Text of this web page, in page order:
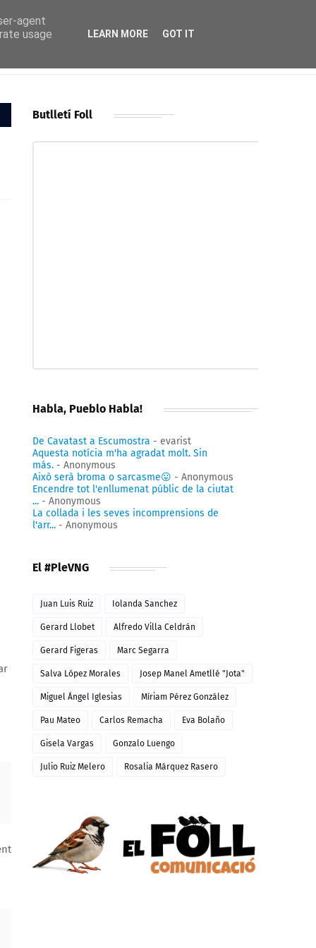
Butlletí Foll
Habla, Pueblo Habla!
De Cavatast a Escumostra - evarist
Aquesta notícia m'ha agradat molt. Sin
más. - Anonymous
Això serà broma o sarcasme😛 - Anonymous
Encendre tot l'enllumenat públic de la ciutat
... - Anonymous
La collada i les seves incomprensions de
l'arr... - Anonymous
El #PleVNG
Juan Luis Ruiz Iolanda Sanchez
Gerard Llobet Alfredo Villa Celdrán
Gerard Figeras Marc Segarra
Salva López Morales Josep Manel Ametllé "Jota"
Miguel Ángel Iglesias Míriam Pérez González
Pau Mateo Carlos Remacha Eva Bolaño
Gisela Vargas Gonzalo Luengo
Julio Ruiz Melero Rosalia Márquez Rasero
agent
usage
LEARN MORE GOT IT